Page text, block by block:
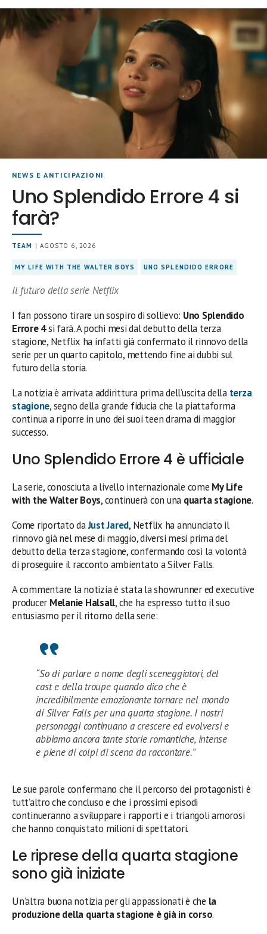
NEWS E ANTICIPAZIONI
Uno Splendido Errore 4 si
farà?
TEAM | AGOSTO 6, 2026
MY LIFE WITH THE WALTER BOYS UNO SPLENDIDO ERRORE
Il futuro della serie Netflix
I fan possono tirare un sospiro di sollievo: Uno Splendido
Errore 4si farà. A pochi mesi dal debutto della terza
stagione, Netflix ha infatti già confermato il rinnovo della
serie per un quarto capitolo, mettendo fine ai dubbi sul
futuro della storia.
La notizia è arrivata addirittura prima dell’uscita della terza
stagione, segno della grande fiducia che la piattaforma
continua a riporre in uno dei suoi teen drama di maggior
successo.
Uno Splendido Errore 4 è ufficiale
La serie, conosciuta a livello internazionale come My Life
with the Walter Boys, continuerà con una quarta stagione.
Come riportato daJust Jared, Netflix ha annunciato il
rinnovo già nel mese di maggio, diversi mesi prima del
debutto della terza stagione, confermando così la volontà
di proseguire il racconto ambientato a Silver Falls.
A commentare la notizia è stata la showrunner ed executive
producer Melanie Halsall, che ha espresso tutto il suo
entusiasmo per il ritorno della serie:
“So di parlare a nome degli sceneggiatori, del
cast e della troupe quando dico che è
incredibilmente emozionante tornare nel mondo
di Silver Falls per una quarta stagione. I nostri
personaggi continuano a crescere ed evolversi e
abbiamo ancora tante storie romantiche, intense
e piene di colpi di scena da raccontare.”
Le sue parole confermano che il percorso dei protagonisti è
tutt’altro che concluso e che i prossimi episodi
continueranno a sviluppare i rapporti e i triangoli amorosi
che hanno conquistato milioni di spettatori.
Le riprese della quarta stagione
sono già iniziate
Un’altra buona notizia per gli appassionati è che la
produzione della quarta stagione è già in corso.